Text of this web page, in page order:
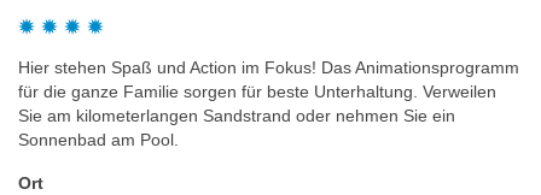
Hier stehen Spaß und Action im Fokus! Das Animationsprogramm
für die ganze Familie sorgen für beste Unterhaltung. Verweilen
Sie am kilometerlangen Sandstrand oder nehmen Sie ein
Sonnenbad am Pool.
Ort